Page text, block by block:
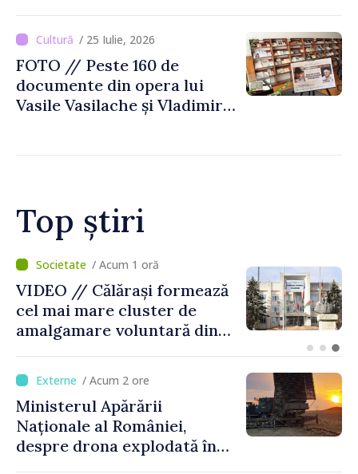
Moldovei
/ 25 Iulie, 2026
FOTO // Peste 160 de
documente din opera lui
Vasile Vasilache și Vladimir
Top știri
/ Acum 43 minute
BTA: Tendința de scădere a
nivelului Dunării se menține,
iar situația hidrologică
/ Acum 2 ore
Ministerul Apărării
Naționale al României,
despre drona explodată în